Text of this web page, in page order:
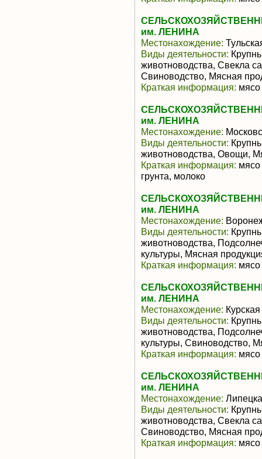
им. ЛЕНИНА
Местонахождение:
Виды деятельности:
животноводства, Свекла
Свиноводство, Мясная
Краткая информация: мясо
им. ЛЕНИНА
Местонахождение:
Виды деятельности:
животноводства, Овощи,
Краткая информация: мясо
грунта, молоко
им. ЛЕНИНА
Местонахождение:
Виды деятельности:
животноводства,
культуры, Мясная
Краткая информация: мясо
им. ЛЕНИНА
Местонахождение:
Виды деятельности:
животноводства,
культуры, Свиноводство,
Краткая информация: мясо
им. ЛЕНИНА
Местонахождение:
Виды деятельности:
животноводства, Свекла
Свиноводство, Мясная
Краткая информация: мясо